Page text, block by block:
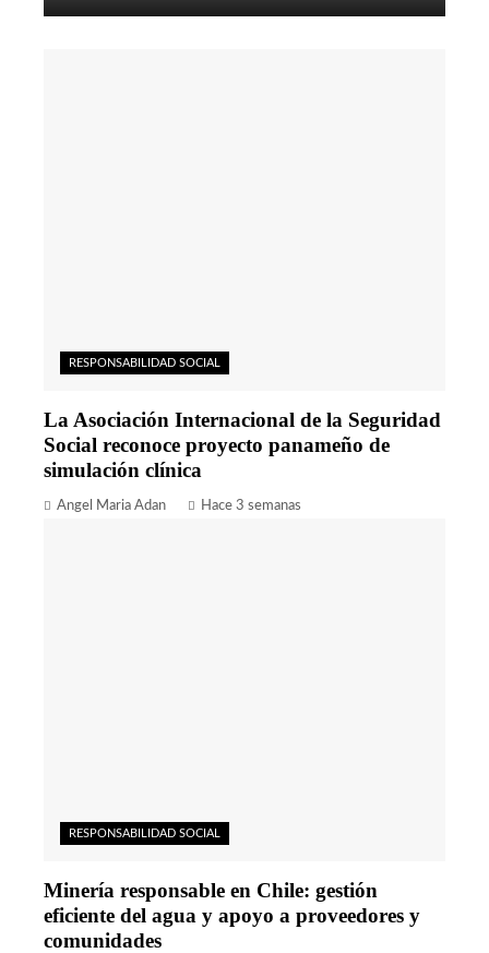
RESPONSABILIDAD SOCIAL
La Asociación Internacional de la Seguridad
Social reconoce proyecto panameño de
simulación clínica
Angel Maria Adan Hace 3 semanas
RESPONSABILIDAD SOCIAL
Minería responsable en Chile: gestión
eficiente del agua y apoyo a proveedores y
comunidades